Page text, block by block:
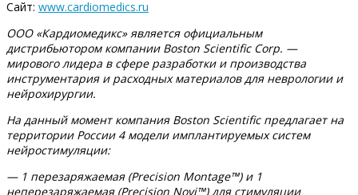
Сайт: www.cardiomedics.ru
ООО «Кардиомедикс» является официальным
дистрибьютором компании Boston Scientific Corp. —
мирового лидера в сфере разработки и производства
инструментария и расходных материалов для неврологии и
нейрохирургии.
На данный момент компания Boston Scientific предлагает на
территории России 4 модели имплантируемых систем
нейростимуляции:
— 1 перезаряжаемая (Precision Montage™) и 1
неперезаряжаемая (Precision Novi™) для стимуляции